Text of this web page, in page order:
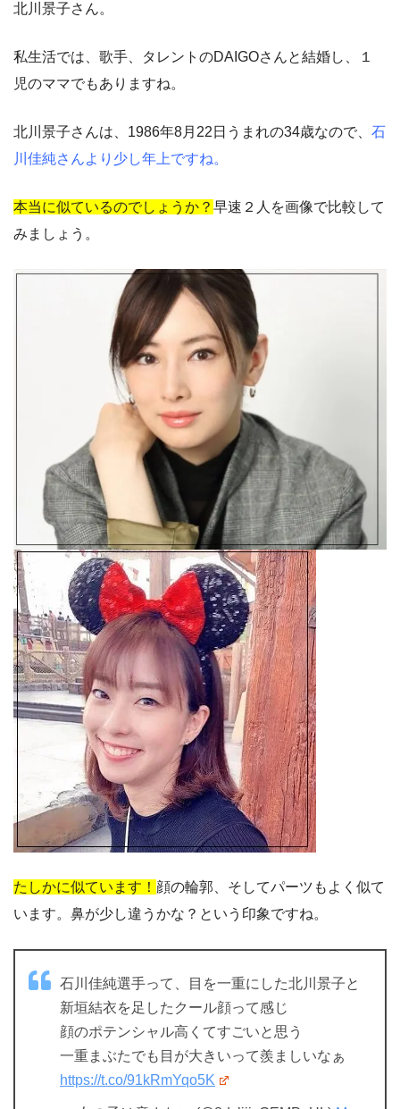
北川景子さん。
私生活では、歌手、タレントのDAIGOさんと結婚し、１
児のママでもありますね。
北川景子さんは、1986年8月22日うまれの34歳なので、 石
川佳純さんより少し年上ですね。
本当に似ているのでしょうか？ 早速２人を画像で比較して
みましょう。
たしかに似ています！ 顔の輪郭、そしてパーツもよく似て
います。鼻が少し違うかな？という印象ですね。
石川佳純選手って、目を一重にした北川景子と
新垣結衣を足したクール顔って感じ
顔のポテンシャル高くてすごいと思う
一重まぶたでも目が大きいって羨ましいなぁ
https://t.co/91kRmYqo5K